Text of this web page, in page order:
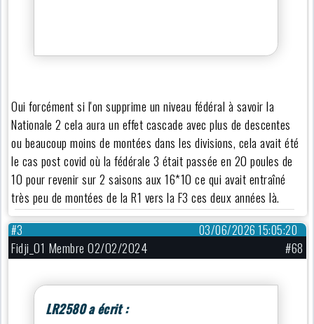
Oui forcément si l'on supprime un niveau fédéral à savoir la
Nationale 2 cela aura un effet cascade avec plus de descentes
ou beaucoup moins de montées dans les divisions, cela avait été
le cas post covid où la fédérale 3 était passée en 20 poules de
10 pour revenir sur 2 saisons aux 16*10 ce qui avait entraîné
très peu de montées de la R1 vers la F3 ces deux années là.
03/06/2026 15:05:20
#3
Fidji_01 Membre 02/02/2024 #68
LR2580 a écrit :